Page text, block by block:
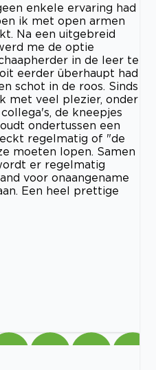
enkele ervaring had
ik met open armen
Na een uitgebreid
me de optie
in de leer te
eerder überhaupt had
schot in de roos. Sinds
met veel plezier, onder
de kneepjes
ondertussen een
regelmatig of "de
moeten lopen. Samen
er regelmatig
voor onaangename
Een heel prettige